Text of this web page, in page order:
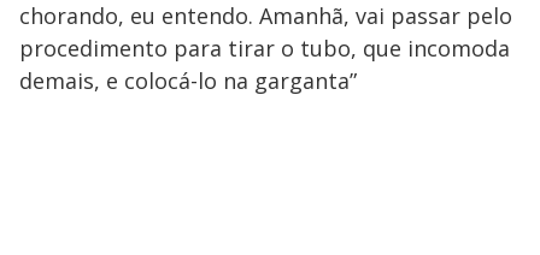
chorando, eu entendo. Amanhã, vai passar pelo
procedimento para tirar o tubo, que incomoda
demais, e colocá-lo na garganta”